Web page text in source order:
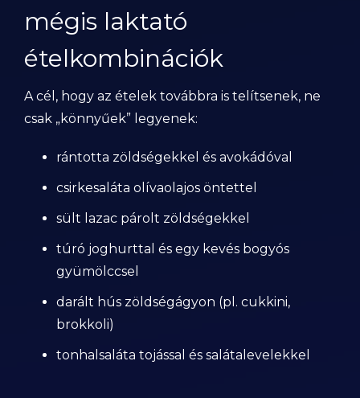
mégis laktató
ételkombinációk
A cél, hogy az ételek továbbra is telítsenek, ne
csak „könnyűek” legyenek:
rántotta zöldségekkel és avokádóval
csirkesaláta olívaolajos öntettel
sült lazac párolt zöldségekkel
túró joghurttal és egy kevés bogyós
gyümölccsel
darált hús zöldségágyon (pl. cukkini,
brokkoli)
tonhalsaláta tojással és salátalevelekkel